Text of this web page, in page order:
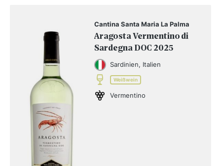
Cantina Santa Maria La Palma
Aragosta Vermentino di
Sardegna DOC 2025
Sardinien, Italien
Weißwein
Vermentino